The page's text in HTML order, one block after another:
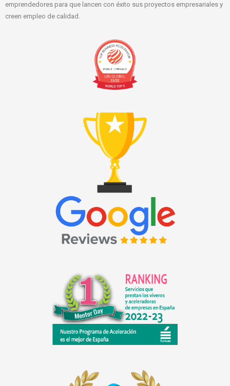
emprendedores para que lancen con éxito sus proyectos empresariales y
creen empleo de calidad.